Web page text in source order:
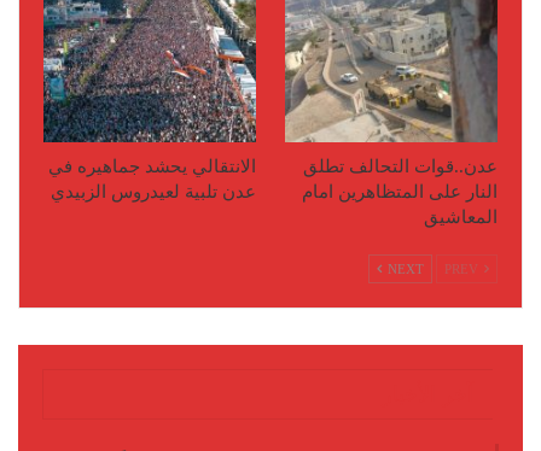
عدن..قوات التحالف تطلق
النار على المتظاهرين امام
المعاشيق
الانتقالي يحشد جماهيره في
عدن تلبية لعيدروس الزبيدي
NEXT